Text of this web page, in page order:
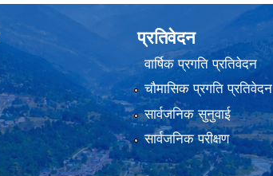
प्रतिवेदन
वार्षिक प्रगति प्रतिवेदन
चौमासिक प्रगति प्रतिवेदन
सार्वजनिक सुनुवाई
सार्वजनिक परीक्षण